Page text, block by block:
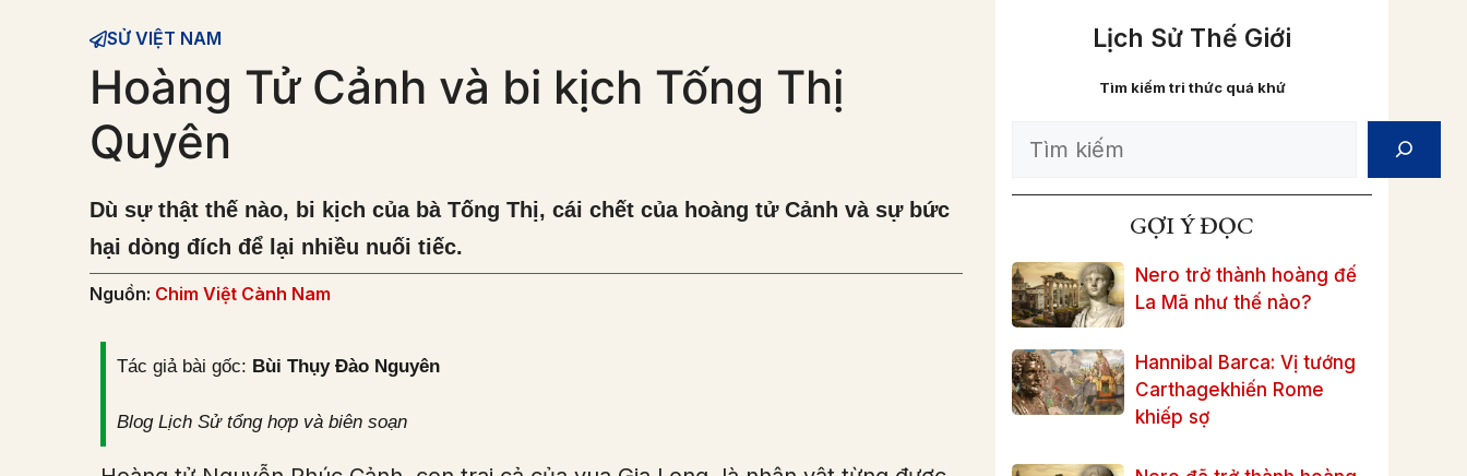
SỬ VIỆT NAM
Hoàng Tử Cảnh và bi kịch Tống Thị
Quyên
Dù sự thật thế nào, bi kịch của bà Tống Thị, cái chết của hoàng tử Cảnh và sự bức
hại dòng đích để lại nhiều nuối tiếc.
Nguồn: Chim Việt Cành Nam
Tác giả bài gốc: Bùi Thụy Đào Nguyên
Blog Lịch Sử tổng hợp và biên soạn
Lịch Sử Thế Giới
Tìm kiếm tri thức quá khứ
Search
GỢI Ý ĐỌC
Nero trở thành hoàng đế
La Mã như thế nào?
Hannibal Barca: Vị tướng
Carthagekhiến Rome
khiếp sợ